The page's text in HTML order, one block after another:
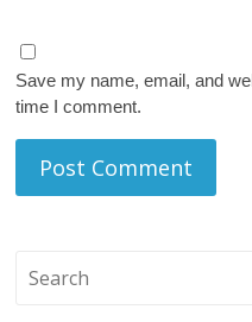
Save my name, email, and
time I comment.